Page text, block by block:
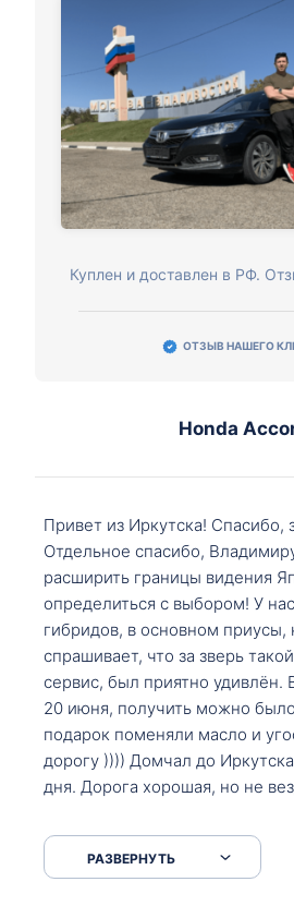
Куплен и доставлен в РФ.
ОТЗЫВ НАШЕГО
Honda
Привет из Иркутска! Спасибо,
Отдельное спасибо,
расширить границы видения
определиться с выбором! У
гибридов, в основном приусы,
спрашивает, что за зверь
сервис, был приятно удивлён.
20 июня, получить можно было
подарок поменяли масло и
дорогу )))) Домчал до
дня. Дорога хорошая, но не
серпантинах по пути
РАЗВЕРНУТЬ